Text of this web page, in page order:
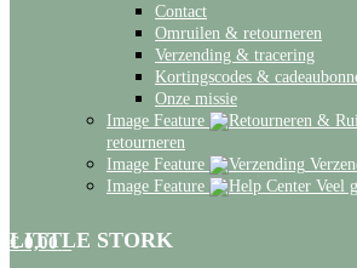
€0,00 0
Contact
Omruilen & retourneren
Verzending & tracering
Kortingscodes &
Onze missie
Image Feature
retourneren
Image Feature
Image Feature
Veel
LITTLE STORK